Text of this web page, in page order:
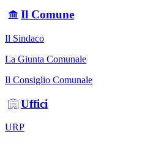
Il Comune
Il Sindaco
La Giunta Comunale
Il Consiglio Comunale
Uffici
URP